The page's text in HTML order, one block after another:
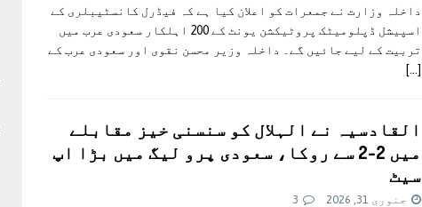
داخلہ وزارت نے جمعرات کو اعلان کیا ہے کہ فیڈرل کانسٹیبلری کے
اسپیشل ڈپلومیٹک پروٹیکشن یونٹ کے 200 اہلکار سعودی عرب میں
تربیت کے لیے جائیں گے۔ داخلہ وزیر محسن نقوی اور سعودی عرب کے
[…]
القادسیہ نے الہلال کو سنسنی خیز مقابلے
میں 2-2 سے روکا، سعودی پرو لیگ میں بڑا اپ
سیٹ
جنوری 31, 2026 3